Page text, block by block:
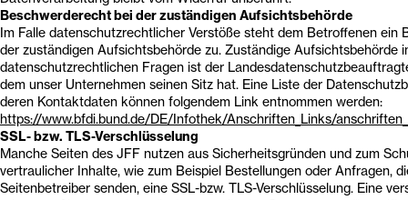
Beschwerderecht bei der zuständigen Aufsichtsbehörde
Im Falle datenschutzrechtlicher Verstöße steht dem Betroffenen ein
der zuständigen Aufsichtsbehörde zu. Zuständige Aufsichtsbehörde
datenschutzrechtlichen Fragen ist der
dem unser Unternehmen seinen Sitz hat. Eine Liste der
deren Kontaktdaten können folgendem Link entnommen werden:
https://www.bfdi.bund.de/DE/Infothek/Anschriften_Links/
SSL- bzw. TLS-Verschlüsselung
Manche Seiten des JFF nutzen aus Sicherheitsgründen und zum
vertraulicher Inhalte, wie zum Beispiel Bestellungen oder Anfragen,
Seitenbetreiber senden, eine SSL-bzw. TLS-Verschlüsselung. Eine